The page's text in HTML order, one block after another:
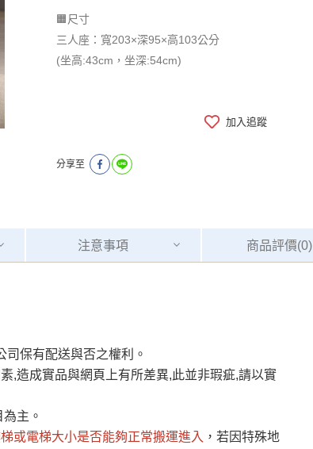
🟧尺寸
三人座：寬203×深95×高103公分
(坐高:43cm，坐深:54cm)
加入追蹤
分享至
注意事項 商品評價(0)
司保有配送與否之權利。
,造成實品與網頁上有所差異,此並非瑕疵,請以實
主。
或電梯大小是否能夠正常搬運進入 ，若因特殊地
發前來電或到「官方Line客服」來信確
通知確認訂單。
低至高排列 只顯示附上圖片